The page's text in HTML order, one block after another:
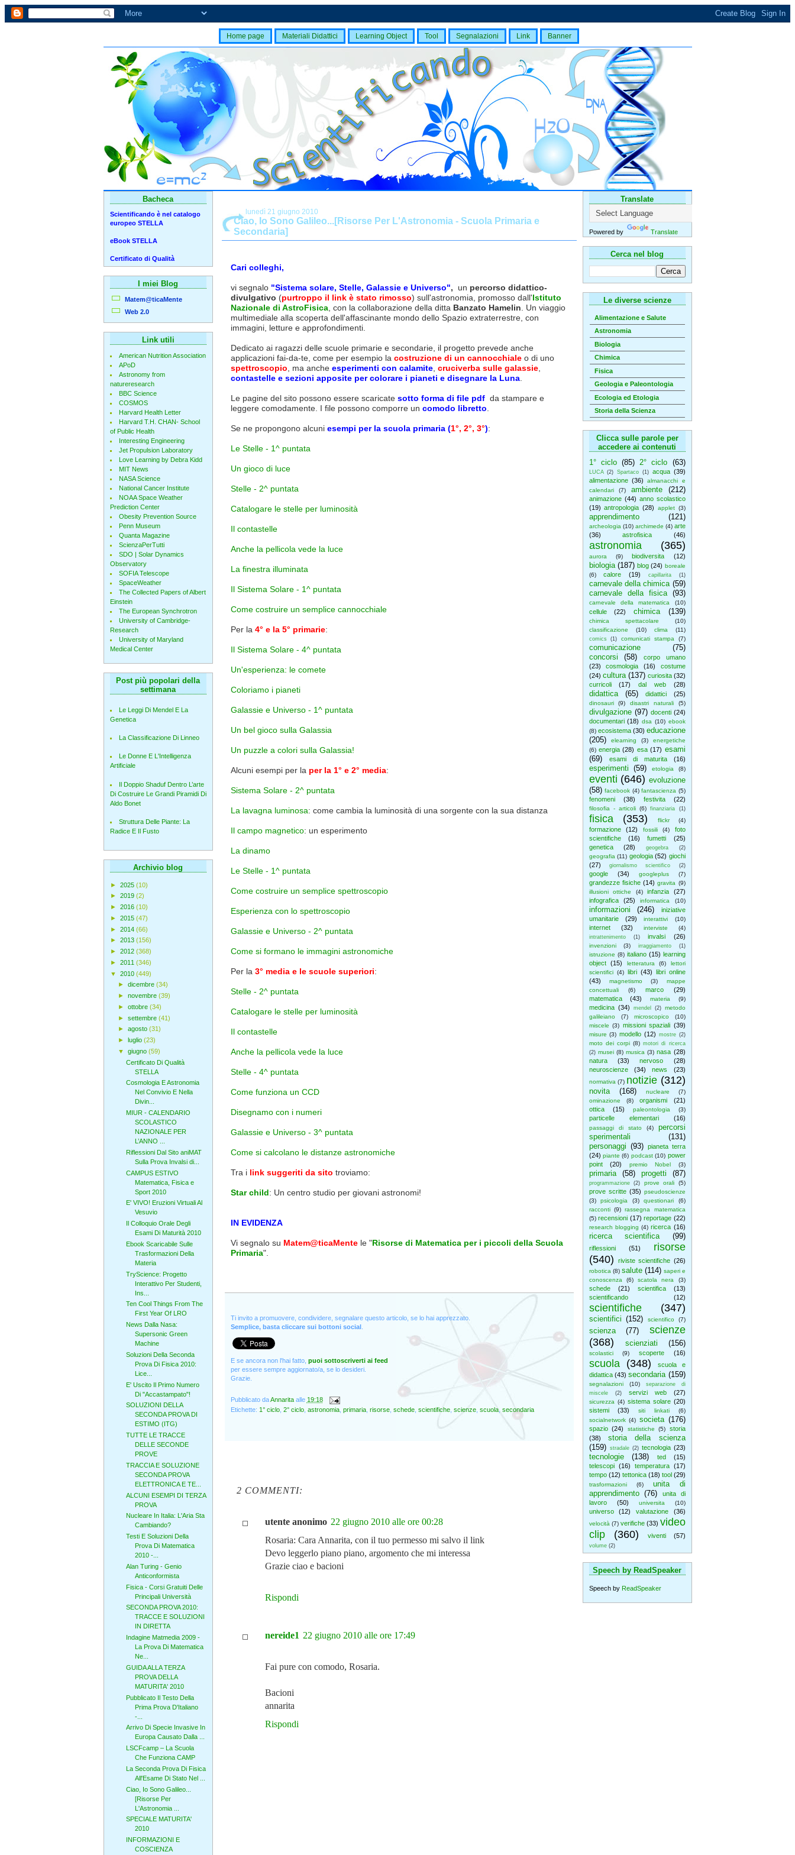
Home page Materiali Didattici Learning Object Tool Segnalazioni Link Banner
Translate
Powered by Translate
Cerca nel blog
Le diverse scienze
Alimentazione e Salute
Astronomia
Biologia
Chimica
Fisica
Geologia e Paleontologia
Ecologia ed Etologia
Storia della Scienza
Clicca sulle parole per
accedere ai contenuti
1° ciclo (85) 2° ciclo (63)
LUCA (2) Spartaco (1) acqua (39)
alimentazione (36)
almanacchi e
calendari
(7) ambiente (212)
animazione (44) anno scolastico
(19) antropologia (28) applet (3)
apprendimento (121)
archeologia (10) archimede (4) arte
(36)
astrofisica (46)
astronomia (365)
aurora (9) biodiversita (12)
biologia (187) blog (24) boreale
(6)
calore (19) capillarita (1)
carnevale della chimica (59)
carnevale della fisica
(93)
carnevale della matematica (10)
cellule (22) chimica (139)
chimica spettacolare
(10)
classificazione
(10) clima (11)
comics (1) comunicati stampa (7)
comunicazione
(75)
concorsi
(58)
corpo umano
(23)
cosmologia (16)
costume
(24) cultura (137) curiosita (32)
curricoli
(17) dal web (28)
didattica (65) didattici (25)
dinosauri (9) disastri naturali (5)
divulgazione (97) docenti (24)
documentari (18) dsa (10) ebook
(8) ecosistema (30) educazione
(205)
elearning (3)
energetiche
(6) energia (28) esa (17) esami
(69)
esami di maturita (16)
esperimenti (59) etologia (8)
eventi (646) evoluzione
(58) facebook (4) fantascienza (5)
fenomeni (38) festivita (22)
filosofia - articoli (6) finanziaria (1)
fisica (353) flickr (4)
formazione (12) fossili (4)
foto
scientifiche
(16) fumetti
(25)
genetica
(28) geogebra (2)
geografia (11) geologia (52) giochi
(27)
giornalismo scientifico (2)
google (34) googleplus (7)
grandezze fisiche (14) gravita (9)
illusioni ottiche
(4) infanzia
(27)
infografica
(25) informatica (10)
informazioni (246)
iniziative
umanitarie
(29) interattivi (10)
internet (32) interviste (4)
intrattenimento (1) invalsi (26)
invenzioni (3) irraggiamento (1)
istruzione (8) italiano (15) learning
object
(15) letteratura (6)
lettori
scientifici (4) libri (43) libri online
(43)
magnetismo (3)
mappe
concettuali
(6) marco
(29)
matematica
(43) materia (9)
medicina (34) mendel (2)
metodo
galileiano
(7) microscopico
(10)
miscele (3) missioni spaziali (39)
misure (3) modello (12) mostre (2)
moto dei corpi (8) motori di ricerca
(2) musei (8) musica (3) nasa (28)
natura
(33) nervoso
(28)
neuroscienze
(34) news (23)
normativa (7) notizie (312)
novita (168) nucleare
(7)
ominazione
(8) organismi
(21)
ottica
(15) paleontologia (3)
particelle elementari (16)
passaggi di stato (4)
percorsi
sperimentali
(131)
personaggi (93)
pianeta terra
(24) piante (6) podcast (10) power
point
(20) premio Nobel (3)
primaria (58) progetti (87)
programmazione (2) prove orali (5)
prove scritte (35) pseudoscienze
(3)
psicologia (3) questionari
(6)
racconti (9) rassegna matematica
(5) recensioni (17) reportage (22)
research blogging (4) ricerca (16)
ricerca scientifica (99)
riflessioni (51)
risorse
(540)
riviste scientifiche (26)
robotica (8) salute (114) saperi e
conoscenza
(6) scatola nera (3)
schede (21) scientifica
(13)
scientificando
(12)
scientifiche (347)
scientifici (152) scientifico (7)
scienza (77)
scienze
(368)
scienziati (156)
scolastici (9) scoperte (16)
scuola (348)
scuola e
didattica (43) secondaria (159)
segnalazioni (10)
separazione di
miscele
(2) servizi web (27)
sicurezza (4) sistema solare (20)
sistemi
(33) siti linkati
(6)
socialnetwork (4) societa (176)
spazio (24) statistiche (5)
storia
(38)
storia della scienza
(159)
stradale (2) tecnologia (23)
tecnologie (138) ted
(15)
telescopi
(16) temperatura
(17)
tempo (12) tettonica (18) tool (29)
trasformazioni (6)
unita di
apprendimento (76)
unita di
lavoro
(50) universita (10)
universo (12) valutazione (36)
velocità (7) verifiche (33) video
clip
(360) viventi (57)
volume (2)
Speech by ReadSpeaker
Speech by ReadSpeaker
lunedì 21 giugno 2010
Ciao, Io Sono Galileo...[Risorse Per L'Astronomia - Scuola Primaria e
Secondaria]
Cari colleghi,
vi segnalo"Sistema solare, Stelle, Galassie e Universo", un percorso didattico-
divulgativo (purtroppo il link è stato rimosso) sull'astronomia, promosso dall'Istituto
Nazionale di AstroFisica, con la collaborazione della ditta Banzato Hamelin . Un viaggio
multimediale alla scoperta dell'affascinante mondo dello Spazio extraterrestre, con
immagini, letture e approfondimenti.
Dedicato ai ragazzi delle scuole primarie e secondarie, il progetto prevede anche
applicazioni fai-da-te, come per esempio la costruzione di un cannocchialeo di uno
spettroscopio , ma anche esperimenti con calamite, cruciverba sulle galassie,
contastelle e sezioni apposite per colorare i pianeti e disegnare la Luna.
Le pagine del sito possono essere scaricate sotto forma di file pdfda stampare e
leggere comodamente. I file possono comporre un comodo libretto
Se ne propongono alcuni esempi per la scuola primaria (1°, 2°, 3°):
Le Stelle - 1^ puntata
Un gioco di luce
Stelle - 2^ puntata
Catalogare le stelle per luminosità
Il contastelle
Anche la pellicola vede la luce
La finestra illuminata
Il Sistema Solare - 1^ puntata
Come costruire un semplice cannocchiale
Per la 4° e la 5° primarie:
Il Sistema Solare - 4^ puntata
Un'esperienza: le comete
Coloriamo i pianeti
Galassie e Universo - 1^ puntata
Un bel gioco sulla Galassia
Un puzzle a colori sulla Galassia!
Alcuni esempi per la per la 1° e 2° media:
Sistema Solare - 2^ puntata
La lavagna luminosa: come cambia la luminosità di una sorgente con la sua distanza
Il campo magnetico: un esperimento
La dinamo
Le Stelle - 1^ puntata
Come costruire un semplice spettroscopio
Esperienza con lo spettroscopio
Galassie e Universo - 2^ puntata
Come si formano le immagini astronomiche
Per la 3° media e le scuole superiori:
Stelle - 2^ puntata
Catalogare le stelle per luminosità
Il contastelle
Anche la pellicola vede la luce
Stelle - 4^ puntata
Come funziona un CCD
Disegnamo con i numeri
Galassie e Universo - 3^ puntata
Come si calcolano le distanze astronomiche
Tra i link suggeriti da sito troviamo:
Star child: Un centro studio per giovani astronomi!
IN EVIDENZA
Vi segnalo su Matem@ticaMentele "Risorse di Matematica per i piccoli della Scuola
Primaria".
Ti invito a promuovere, condividere, segnalare questo articolo, se lo hai apprezzato.
Semplice, basta cliccare sui bottoni social.
E se ancora non l'hai fatto, puoi sottoscriverti ai feed
per essere sempre aggiornato/a, se lo desideri.
Grazie.
Pubblicato daAnnarita alle 19:18
Etichette: 1° ciclo, 2° ciclo, astronomia, primaria, risorse, schede, scientifiche, scienze, scuola, secondaria
2 COMMENTI:
utente anonimo 22 giugno 2010 alle ore 00:28
Rosaria: Cara Annarita, con il tuo permesso mi salvo il link
Devo leggerlo piano piano, argomento che mi interessa
Grazie ciao e bacioni
Rispondi
nereide1 22 giugno 2010 alle ore 17:49
Fai pure con comodo, Rosaria.
Bacioni
annarita
Rispondi
Bacheca
Scientificando è nel catalogo
europeo STELLA
eBook STELLA
Certificato di Qualità
I miei Blog
Matem@ticaMente
Web 2.0
Link utili
American Nutrition Association
APoD
Astronomy from
natureresearch
BBC Science
COSMOS
Harvard Health Letter
Harvard T.H. CHAN- School
of Public Health
Interesting Engineering
Jet Propulsion Laboratory
Love Learning by Debra Kidd
MIT News
NASA Science
National Cancer Institute
NOAA Space Weather
Prediction Center
Obesity Prevention Source
Penn Museum
Quanta Magazine
ScienzaPerTutti
SDO | Solar Dynamics
Observatory
SOFIA Telescope
SpaceWeather
The Collected Papers of Albert
Einstein
The European Synchrotron
University of Cambridge-
Research
University of Maryland
Medical Center
Post più popolari della
settimana
Le Leggi Di Mendel E La
Genetica
La Classificazione Di Linneo
Le Donne E L'Intelligenza
Artificiale
Il Doppio Shaduf Dentro L’arte
Di Costruire Le Grandi Piramidi Di
Aldo Bonet
Struttura Delle Piante: La
Radice E Il Fusto
Archivio blog
► 2025 (10)
► 2019 (2)
► 2016 (10)
► 2015 (47)
► 2014 (66)
► 2013 (156)
► 2012 (368)
► 2011 (346)
▼ 2010 (449)
► dicembre (34)
► novembre (39)
► ottobre (34)
► settembre (41)
► agosto (31)
► luglio (23)
▼ giugno (59)
Certificato Di Qualità
STELLA
Cosmologia E Astronomia
Nel Convivio E Nella
Divin...
MIUR - CALENDARIO
SCOLASTICO
NAZIONALE PER
L’ANNO ...
Riflessioni Dal Sito aniMAT
Sulla Prova Invalsi di...
CAMPUS ESTIVO
Matematica, Fisica e
Sport 2010
E' VIVO! Eruzioni Virtuali Al
Vesuvio
Il Colloquio Orale Degli
Esami Di Maturità 2010
Ebook Scaricabile Sulle
Trasformazioni Della
Materia
TryScience: Progetto
Interattivo Per Studenti,
Ins...
Ten Cool Things From The
First Year Of LRO
News Dalla Nasa:
Supersonic Green
Machine
Soluzioni Della Seconda
Prova Di Fisica 2010:
Lice...
E' Uscito Il Primo Numero
Di "Accastampato"!
SOLUZIONI DELLA
SECONDA PROVA DI
ESTIMO (ITG)
TUTTE LE TRACCE
DELLE SECONDE
PROVE
TRACCIA E SOLUZIONE
SECONDA PROVA
ELETTRONICA E TE...
ALCUNI ESEMPI DI TERZA
PROVA
Nucleare In Italia: L'Aria Sta
Cambiando?
Testi E Soluzioni Della
Prova Di Matematica
2010 -...
Alan Turing - Genio
Anticonformista
Fisica - Corsi Gratuiti Delle
Principali Università
SECONDA PROVA 2010:
TRACCE E SOLUZIONI
IN DIRETTA
Indagine Matmedia 2009 -
La Prova Di Matematica
Ne...
GUIDA ALLA TERZA
PROVA DELLA
MATURITA' 2010
Pubblicato Il Testo Della
Prima Prova D'Italiano
-...
Arrivo Di Specie Invasive In
Europa Causato Dalla ...
LSCFcamp – La Scuola
Che Funziona CAMP
La Seconda Prova Di Fisica
All'Esame Di Stato Nel ...
Ciao, Io Sono Galileo...
[Risorse Per
L'Astronomia ...
SPECIALE MATURITA'
2010
INFORMAZIONI E
COSCIENZA